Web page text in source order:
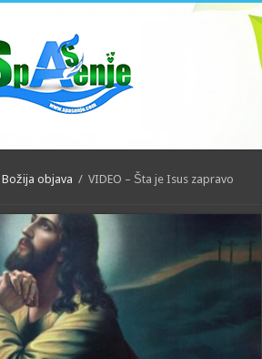
objava / VIDEO – Šta je Isus zapravo